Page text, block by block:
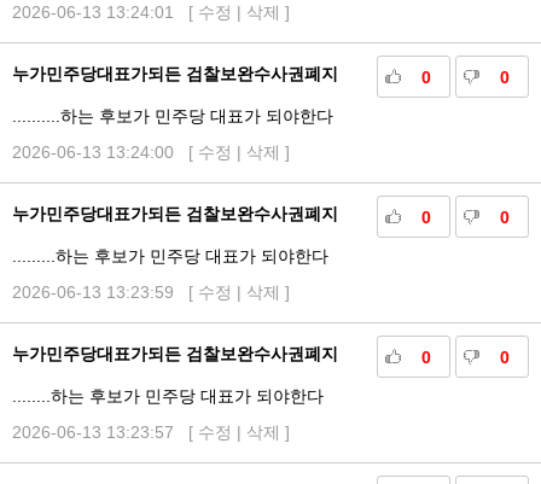
2026-06-13 13:24:01 [ 수정 | 삭제 ]
0 0
누가민주당대표가되든 검찰보완수사권폐지
..........하는 후보가 민주당 대표가 되야한다
2026-06-13 13:24:00 [ 수정 | 삭제 ]
0 0
누가민주당대표가되든 검찰보완수사권폐지
.........하는 후보가 민주당 대표가 되야한다
2026-06-13 13:23:59 [ 수정 | 삭제 ]
0 0
누가민주당대표가되든 검찰보완수사권폐지
........하는 후보가 민주당 대표가 되야한다
2026-06-13 13:23:57 [ 수정 | 삭제 ]